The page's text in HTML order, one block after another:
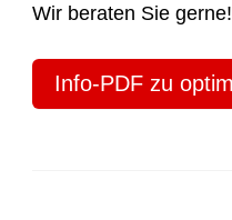
Wir beraten Sie gerne!
Info-PDF zu